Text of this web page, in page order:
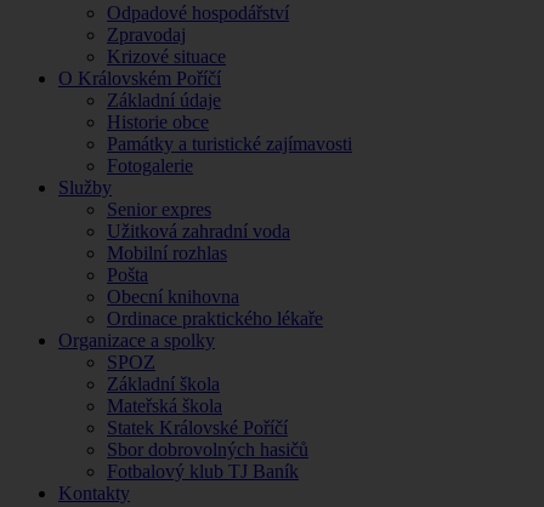
Odpadové hospodářství
Zpravodaj
Krizové situace
O Královském Poříčí
Základní údaje
Historie obce
Památky a turistické zajímavosti
Fotogalerie
Služby
Senior expres
Užitková zahradní voda
Mobilní rozhlas
Pošta
Obecní knihovna
Ordinace praktického lékaře
Organizace a spolky
SPOZ
Základní škola
Mateřská škola
Statek Královské Poříčí
Sbor dobrovolných hasičů
Fotbalový klub TJ Baník
Kontakty